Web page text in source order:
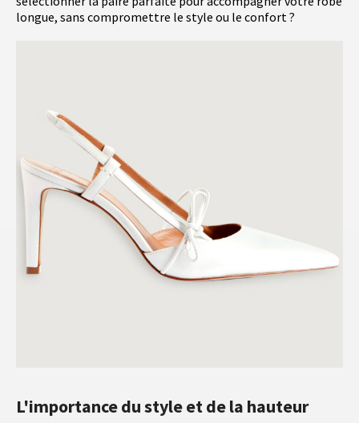
longue, sans compromettre le style ou le confort ?
L'importance du style et de la hauteur